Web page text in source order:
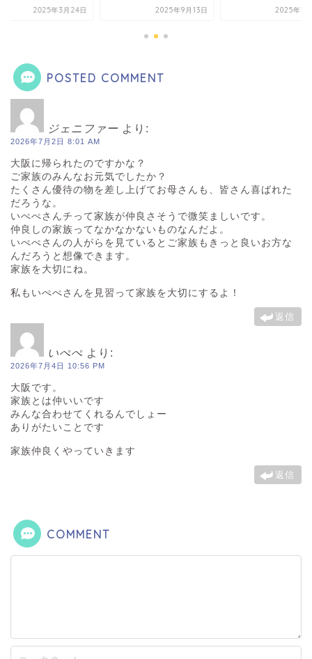
2025年3月24日 2025年9月13日 2025年12
POSTED COMMENT
ジェニファー より:
2026年7月2日 8:01 AM
大阪に帰られたのですかな？
ご家族のみんなお元気でしたか？
たくさん優待の物を差し上げてお母さんも、皆さん喜ばれた
だろうな。
いぺぺさんチって家族が仲良さそうで微笑ましいです。
仲良しの家族ってなかなかないものなんだよ。
いぺぺさんの人がらを見ているとご家族もきっと良いお方な
んだろうと想像できます。
家族を大切にね。
私もいぺぺさんを見習って家族を大切にするよ！
返信
いぺぺ より:
2026年7月4日 10:56 PM
大阪です。
家族とは仲いいです
みんな合わせてくれるんでしょー
ありがたいことです
家族仲良くやっていきます
返信
COMMENT